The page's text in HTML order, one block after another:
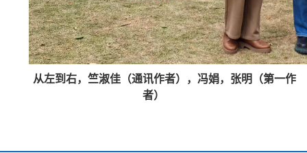
从左到右，竺淑佳（通讯作者），冯娟，张明（第一作
者）